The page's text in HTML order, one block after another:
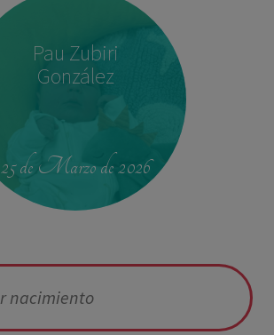
Pau Zubiri
González
25 de Marzo de 2026